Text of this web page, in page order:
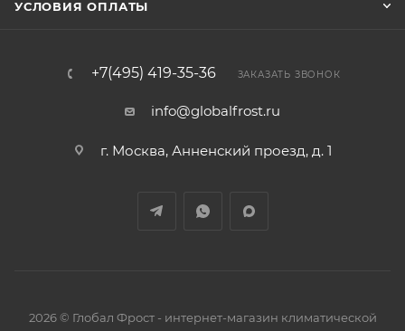
УСЛОВИЯ ОПЛАТЫ
+7(495) 419-35-36 ЗАКАЗАТЬ ЗВОНОК
info@globalfrost.ru
г. Москва, Анненский проезд, д. 1
2026 © Глобал Фрост - интернет-магазин климатической